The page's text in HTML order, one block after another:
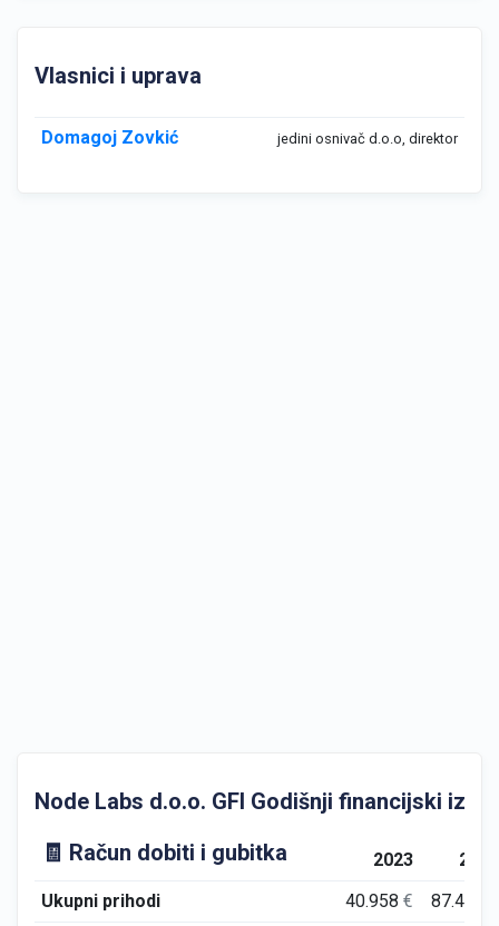
Vlasnici i uprava
Domagoj Zovkić jedini osnivač d.o.o, direktor
Node Labs d.o.o. GFI Godišnji financijski
🧾 Račun dobiti i gubitka
2023
2024
Ukupni prihodi
40.958€ 87.411